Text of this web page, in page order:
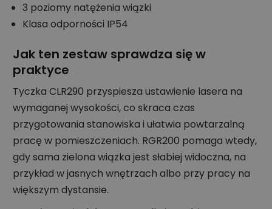
3 poziomy natężenia wiązki
Klasa odporności IP54
Jak ten zestaw sprawdza się w
praktyce
Tyczka CLR290 przyspiesza ustawienie lasera na
wymaganej wysokości, co skraca czas
przygotowania stanowiska i ułatwia powtarzalną
pracę w pomieszczeniach. RGR200 pomaga wtedy,
gdy sama zielona wiązka jest słabiej widoczna, na
przykład w jasnych wnętrzach albo przy pracy na
większym dystansie.